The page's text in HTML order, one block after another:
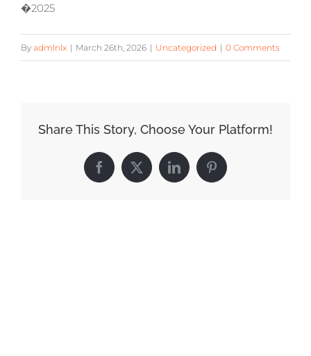
�2025
By admlnlx | March 26th, 2026 | Uncategorized | 0 Comments
Share This Story, Choose Your Platform!
Facebook
X LinkedInPinterest